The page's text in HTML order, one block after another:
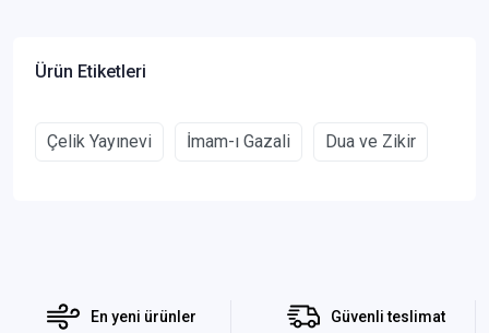
Ürün Etiketleri
Çelik Yayınevi İmam-ı Gazali Dua ve Zikir
En yeni ürünler Güvenli teslimat